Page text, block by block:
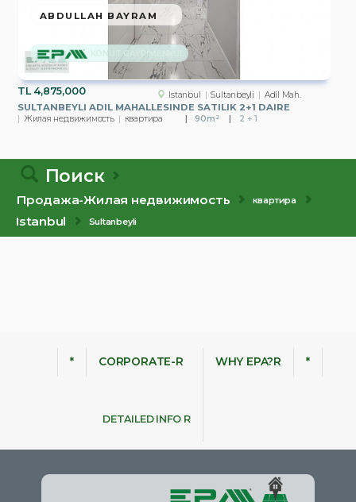
TL4,875,000 Istanbul Sultanbeyli Adil Mah.
SULTANBEYLI ADIL MAHALLESINDE SATILIK 2+1 DAIRE
Жилая недвижимость квартира 90m² 2 + 1
KONUT GAYRİMENKUL
ABDULLAH BAYRAM
Поиск
Продажа-Жилая недвижимость квартира
Istanbul Sultanbeyli
* CORPORATE-R
DETAILED INFO R
WHY EPA?R *